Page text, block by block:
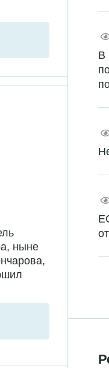
ныне
В